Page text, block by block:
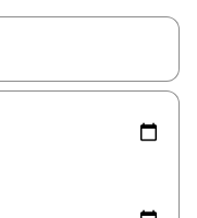
disponíveis, explore-